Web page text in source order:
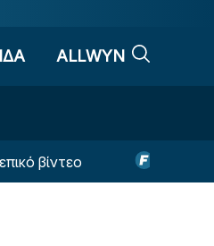
ALLWYN
Τα χρήματα